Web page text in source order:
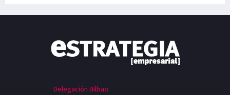
Delegación Bilbao